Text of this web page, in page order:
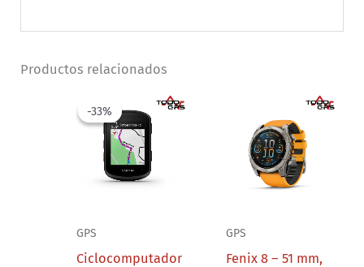
Productos relacionados
-33%
-33%
GPS
Ciclocomputador
GPS
Fenix 8 – 51 mm,